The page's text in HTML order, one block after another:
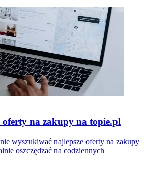
oferty na zakupy na topie.pl
wyszukiwać najlepsze oferty na zakupy
oszczędzać na codziennych